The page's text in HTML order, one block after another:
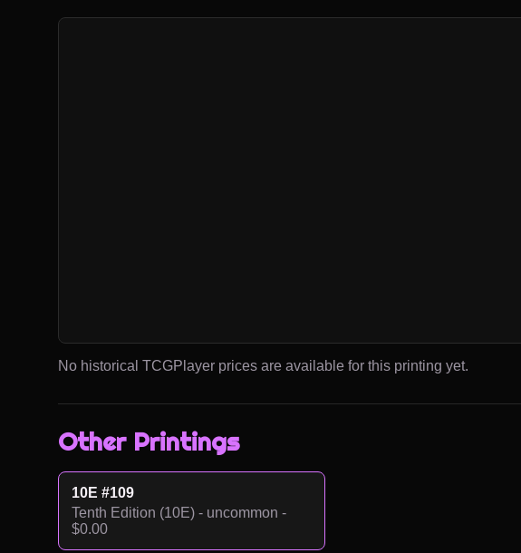
No historical TCGPlayer prices are available for this printing yet.
Other Printings
10E #109
Tenth Edition (10E) - uncommon -
$0.00